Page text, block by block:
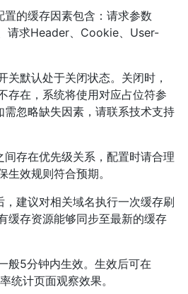
置的缓存因素包含：请求参数
请求Header、Cookie、User-
关默认处于关闭状态。关闭时，
存在，系统将使用对应占位符参
需忽略缺失因素，请联系技术支持
间存在优先级关系，配置时请合理
生效规则符合预期。
，建议对相关域名执行一次缓存刷
缓存资源能够同步至最新的缓存
般5分钟内生效。生效后可在
统计页面观察效果。